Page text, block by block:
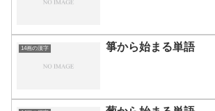
14画の漢字 箏から始まる単語